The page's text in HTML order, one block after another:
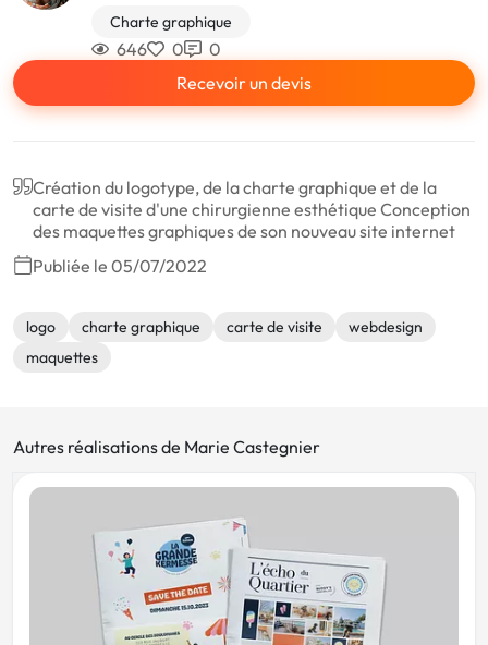
Charte graphique
646 0
0
Recevoir un devis
Création du logotype, de la charte graphique et de la
carte de visite d'une chirurgienne esthétique Conception
des maquettes graphiques de son nouveau site internet
Publiée le 05/07/2022
logo charte graphique carte de visite
webdesign
maquettes
Autres réalisations de Marie Castegnier